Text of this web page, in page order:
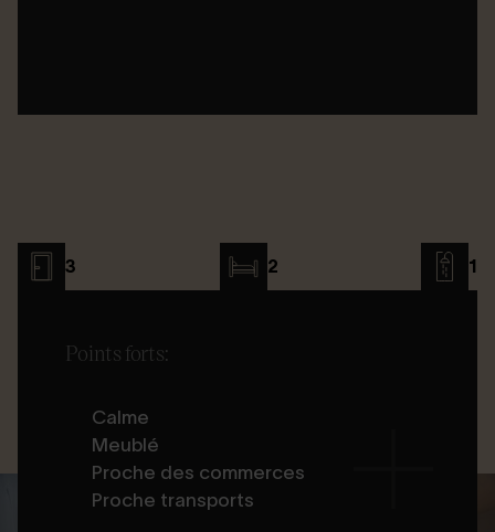
3 2 1
Points forts:
Calme
Meublé
Proche des commerces
Proche transports